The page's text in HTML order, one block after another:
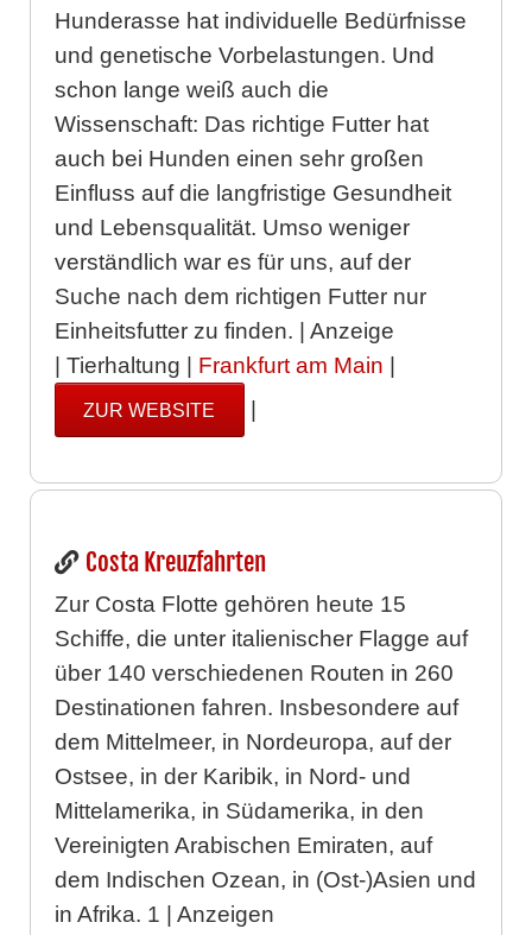
Hunderasse hat individuelle Bedürfnisse
und genetische Vorbelastungen. Und
schon lange weiß auch die
Wissenschaft: Das richtige Futter hat
auch bei Hunden einen sehr großen
Einfluss auf die langfristige Gesundheit
und Lebensqualität. Umso weniger
verständlich war es für uns, auf der
Suche nach dem richtigen Futter nur
Einheitsfutter zu finden. | Anzeige
| Tierhaltung | Frankfurt am Main
ZUR WEBSITE |
Costa Kreuzfahrten
Zur Costa Flotte gehören heute 15
Schiffe, die unter italienischer Flagge auf
über 140 verschiedenen Routen in 260
Destinationen fahren. Insbesondere auf
dem Mittelmeer, in Nordeuropa, auf der
Ostsee, in der Karibik, in Nord- und
Mittelamerika, in Südamerika, in den
Vereinigten Arabischen Emiraten, auf
dem Indischen Ozean, in (Ost-)Asien und
in Afrika. 1 | Anzeigen